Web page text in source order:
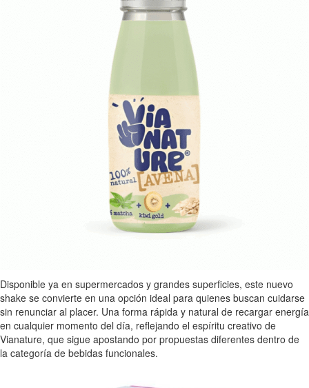
Disponible ya en supermercados y grandes superficies, este nuevo
shake se convierte en una opción ideal para quienes buscan cuidarse
sin renunciar al placer. Una forma rápida y natural de recargar energía
en cualquier momento del día, reflejando el espíritu creativo de
Vianature, que sigue apostando por propuestas diferentes dentro de
la categoría de bebidas funcionales.